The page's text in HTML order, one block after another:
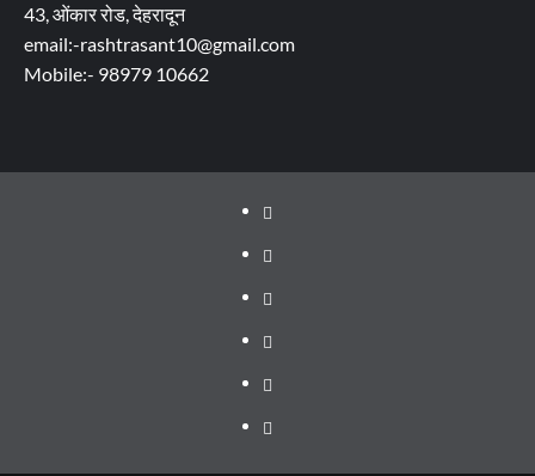
43, ओंकार रोड, देहरादून
email:-rashtrasant10@gmail.com
Mobile:- 98979 10662
About
WEB
SERIES
TO
Dehradun
Smart
City
Life
in
Dehradun
Places
to
सम्पर्क